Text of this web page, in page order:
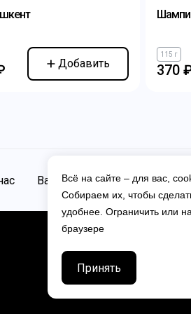
Добавить
115 г
370
Вакансии Контакты
Всё на сайте – для вас,
Собираем их, чтобы
удобнее. Ограничить или
браузере
Принять